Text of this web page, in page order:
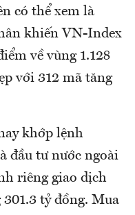
có thể xem là
khiến VN-Index
về vùng 1.128
với 312 mã tăng
khớp lệnh
đầu tư nước ngoài
riêng giao dịch
tỷ đồng. Mua